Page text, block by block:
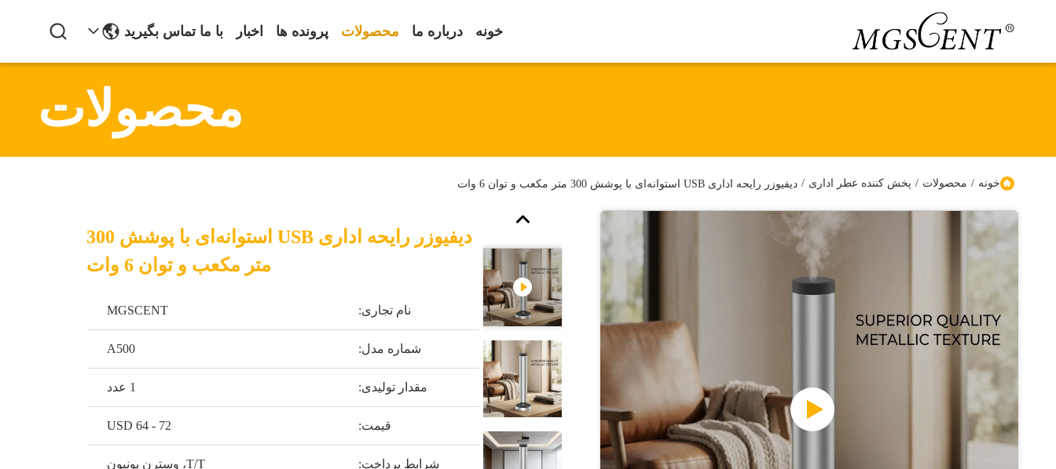
خونه درباره ما محصولات پرونده ها اخبار با ما تماس بگیرید
محصولات
خونه / محصولات / پخش کننده عطر اداری / دیفیوزر رایحه اداری USB استوانه‌ای با پوشش 300 متر مکعب و توان 6 وات
دیفیوزر رایحه اداری USB استوانه‌ای با پوشش 300
متر مکعب و توان 6 وات
نام تجاری: MGSCENT
شماره مدل: A500
مقدار تولیدی: 1 عدد
قیمت: USD 64 - 72
شرایط پرداخت: T/T، وسترن یونیون